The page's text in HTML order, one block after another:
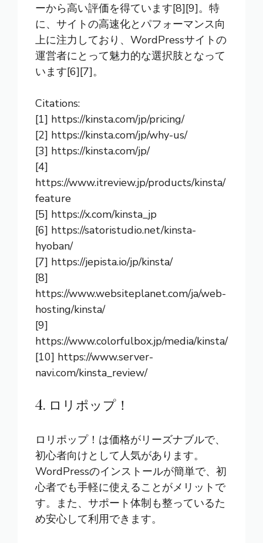
ーから高い評価を得ています[8][9]。特
に、サイトの高速化とパフォーマンス向
上に注力しており、WordPressサイトの
運営者にとって魅力的な選択肢となって
います[6][7]。
Citations:
[1] https://kinsta.com/jp/pricing/
[2] https://kinsta.com/jp/why-us/
[3] https://kinsta.com/jp/
[4]
https://www.itreview.jp/products/kinsta/
feature
[5] https://x.com/kinsta_jp
[6] https://satoristudio.net/kinsta-
hyoban/
[7] https://jepista.io/jp/kinsta/
[8]
https://www.websiteplanet.com/ja/web-
hosting/kinsta/
[9]
https://www.colorfulbox.jp/media/kinsta/
[10] https://www.server-
navi.com/kinsta_review/
4. ロリポップ！
ロリポップ！は価格がリーズナブルで、
初心者向けとして人気があります。
WordPressのインストールが簡単で、初
心者でも手軽に使えることがメリットで
す。また、サポート体制も整っているた
め安心して利用できます。